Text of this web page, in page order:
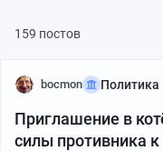
159 постов
bocmon Политика
Приглашение в
силы противника